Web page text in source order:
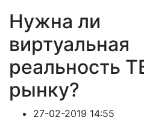
Нужна ли
виртуальная
реальность
рынку?
27-02-2019 14:55